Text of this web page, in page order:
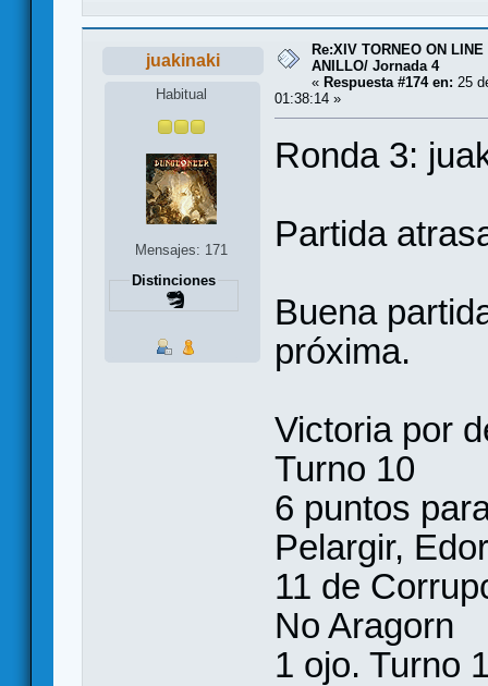
juakinaki
Habitual
Mensajes: 171
Distinciones
Re:XIV TORNEO ON
ANILLO/ Jornada 4
« Respuesta #174 en: 25
01:38:14 »
Ronda 3:
Partida
Buena
próxima.
Victoria por
Turno 10
6 puntos
Pelargir,
11 de
No Aragorn
1 ojo. Turno